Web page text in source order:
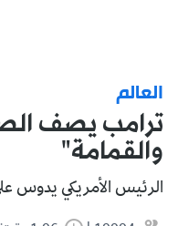
العالم
ترامب يصف
والقمامة"
الرئيس الأمريكي يدوس